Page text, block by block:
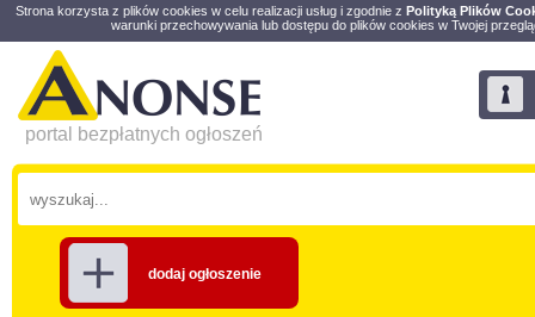
Strona korzysta z plików cookies w celu realizacji usług i zgodnie z Polityką Plików
warunki przechowywania lub dostępu do plików cookies w Twojej
portal bezpłatnych ogłoszeń
dodaj ogłoszenie